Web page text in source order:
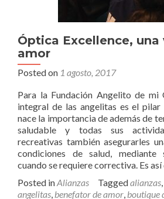
Óptica Excellence, una
amor
Posted on 1 agosto, 2017
Para la Fundación Angelito de mi
integral de las angelitas es el pilar
nace la importancia de además de
saludable y todas sus
recreativas también asegurarles
condiciones de salud, mediante
cuando se requiere correctiva. Es así
Posted inAlianzas Taggedalianzas
angelitas benefator de amor boutique